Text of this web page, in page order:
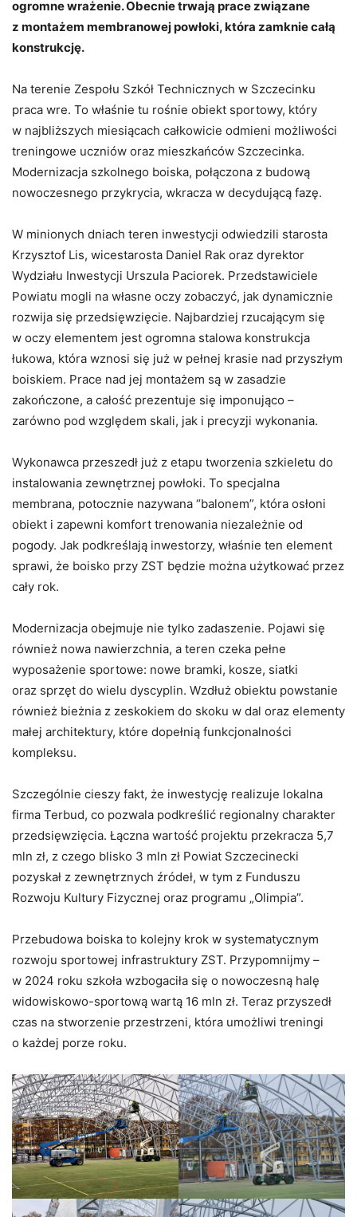
ogromne wrażenie. Obecnie trwają prace związane
z montażem membranowej powłoki, która zamknie całą
konstrukcję.
Na terenie Zespołu Szkół Technicznych w Szczecinku
praca wre. To właśnie tu rośnie obiekt sportowy, który
w najbliższych miesiącach całkowicie odmieni możliwości
treningowe uczniów oraz mieszkańców Szczecinka.
Modernizacja szkolnego boiska, połączona z budową
nowoczesnego przykrycia, wkracza w decydującą fazę.
W minionych dniach teren inwestycji odwiedzili starosta
Krzysztof Lis, wicestarosta Daniel Rak oraz dyrektor
Wydziału Inwestycji Urszula Paciorek. Przedstawiciele
Powiatu mogli na własne oczy zobaczyć, jak dynamicznie
rozwija się przedsięwzięcie. Najbardziej rzucającym się
w oczy elementem jest ogromna stalowa konstrukcja
łukowa, która wznosi się już w pełnej krasie nad przyszłym
boiskiem. Prace nad jej montażem są w zasadzie
zakończone, a całość prezentuje się imponująco –
zarówno pod względem skali, jak i precyzji wykonania.
Wykonawca przeszedł już z etapu tworzenia szkieletu do
instalowania zewnętrznej powłoki. To specjalna
membrana, potocznie nazywana “balonem”, która osłoni
obiekt i zapewni komfort trenowania niezależnie od
pogody. Jak podkreślają inwestorzy, właśnie ten element
sprawi, że boisko przy ZST będzie można użytkować przez
cały rok.
Modernizacja obejmuje nie tylko zadaszenie. Pojawi się
również nowa nawierzchnia, a teren czeka pełne
wyposażenie sportowe: nowe bramki, kosze, siatki
oraz sprzęt do wielu dyscyplin. Wzdłuż obiektu powstanie
również bieżnia z zeskokiem do skoku w dal oraz elementy
małej architektury, które dopełnią funkcjonalności
kompleksu.
Szczególnie cieszy fakt, że inwestycję realizuje lokalna
firma Terbud, co pozwala podkreślić regionalny charakter
przedsięwzięcia. Łączna wartość projektu przekracza 5,7
mln zł, z czego blisko 3 mln zł Powiat Szczecinecki
pozyskał z zewnętrznych źródeł, w tym z Funduszu
Rozwoju Kultury Fizycznej oraz programu „Olimpia”.
Przebudowa boiska to kolejny krok w systematycznym
rozwoju sportowej infrastruktury ZST. Przypomnijmy –
w 2024 roku szkoła wzbogaciła się o nowoczesną halę
widowiskowo-sportową wartą 16 mln zł. Teraz przyszedł
czas na stworzenie przestrzeni, która umożliwi treningi
o każdej porze roku.